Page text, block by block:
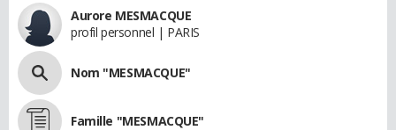
Aurore MESMACQUE
profil personnel | PARIS
Nom "MESMACQUE"
Famille "MESMACQUE"